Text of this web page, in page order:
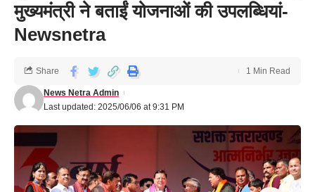
मुख्यमंत्री ने बताईं योजनाओं की उपलब्धियां-
Newsnetra
Last updated: 2025/06/06 at 9:31 PM
News Netra Admin
Share 1 Min Read